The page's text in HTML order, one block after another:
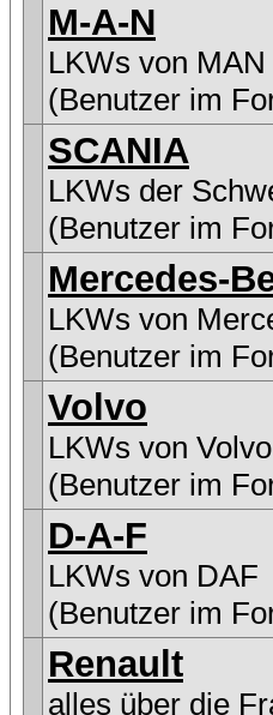
M-A-N
LKWs von MAN
(Benutzer im
SCANIA
LKWs der
(Benutzer im
Mercedes-
LKWs von
(Benutzer im
Volvo
LKWs von Volvo
(Benutzer im
D-A-F
LKWs von DAF
(Benutzer im
Renault
alles über die